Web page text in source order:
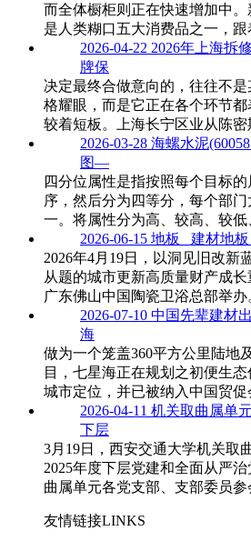
而全体橱柜则正在快速增加中
是人类糊口五大消费品之一，跟
2026-04-22 2026年上海拆
牌保
决定最终合做意向的，往往不
格耀眼，而是它正在各个环节
较着短板。上海长宁区业从陈密
2026-03-28 海螺水泥
图—
四分位属性是指按照每个目标
序，然后分为四等分，每个部
一。将属性分为高、较高、较低
2026-06-15 地板 _建材地
2026年4月19日，以洞见旧改新
从题的城市更新高质量财产成
广东佛山中国陶瓷卫浴总部举
2026-07-10 中国先辈建材
海
做为一个笼盖360平方公里陆地
目，七星海正在规划之初便生
城市定位，并已被纳入中国贸
2026-04-11 机关取曲属单
下层
3月19日，西安交通大学机关取
2025年度下层党建和全面从严
曲属单元各党支部、支部委员
友情链接LINKS